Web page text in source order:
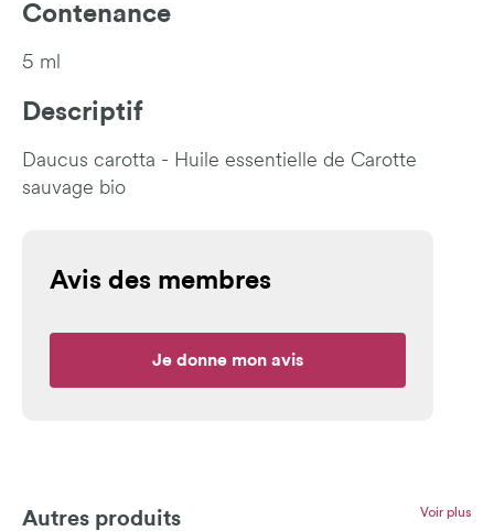
Contenance
5 ml
Descriptif
Daucus carotta - Huile essentielle de Carotte
sauvage bio
Avis des membres
Je donne mon avis
Autres produits Voir plus